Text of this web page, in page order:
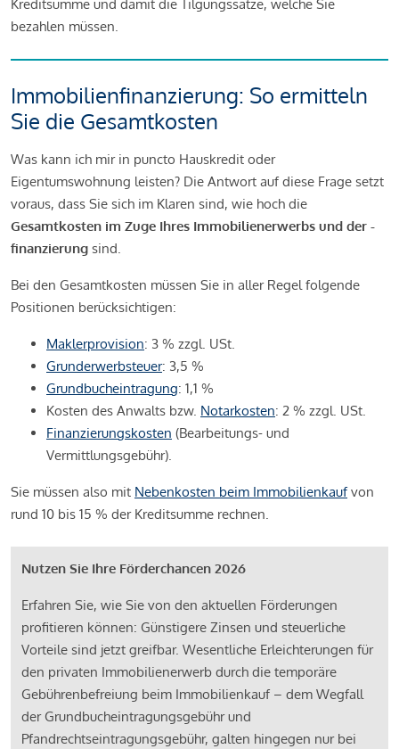
Kreditsumme und damit die Tilgungssätze, welche Sie
bezahlen müssen.
Immobilienfinanzierung: So ermitteln
Sie die Gesamtkosten
Was kann ich mir in puncto Hauskredit oder
Eigentumswohnung leisten? Die Antwort auf diese Frage setzt
voraus, dass Sie sich im Klaren sind, wie hoch die
Gesamtkosten im Zuge Ihres Immobilienerwerbs und der -
finanzierung sind.
Bei den Gesamtkosten müssen Sie in aller Regel folgende
Positionen berücksichtigen:
Maklerprovision: 3 % zzgl. USt.
Grunderwerbsteuer: 3,5 %
Grundbucheintragung: 1,1 %
Kosten des Anwalts bzw. Notarkosten: 2 % zzgl. USt.
Finanzierungskosten (Bearbeitungs- und
Vermittlungsgebühr).
Sie müssen also mit Nebenkosten beim Immobilienkaufvon
rund 10 bis 15 % der Kreditsumme rechnen.
Nutzen Sie Ihre Förderchancen 2026
Erfahren Sie, wie Sie von den aktuellen Förderungen
profitieren können: Günstigere Zinsen und steuerliche
Vorteile sind jetzt greifbar. Wesentliche Erleichterungen für
den privaten Immobilienerwerb durch die temporäre
Gebührenbefreiung beim Immobilienkauf – dem Wegfall
der Grundbucheintragungsgebühr und
Pfandrechtseintragungsgebühr, galten hingegen nur bei